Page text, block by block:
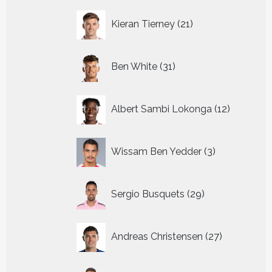
Kieran Tierney 21
producten
Ben White 31
producten
Albert Sambi Lokonga 12
Wissam Ben Yedder 3
producten
Sergio Busquets 29
producten
Andreas Christensen 27
producten